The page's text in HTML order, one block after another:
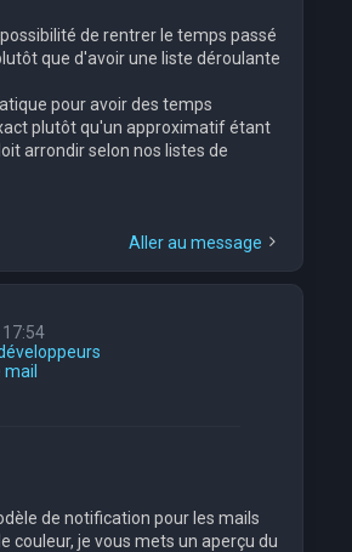
de rentrer le temps passé
que d'avoir une liste déroulante
pour avoir des temps
plutôt qu'un approximatif étant
arrondir selon nos listes de
Aller au message
17:54
de notification pour les mails
couleur, je vous mets un aperçu du